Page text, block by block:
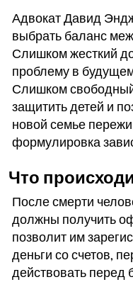
Адвокат Давид
выбрать баланс
Слишком жесткий
проблему в
Слишком
защитить детей и
новой семье
формулировка
Что
После смерти
должны получить
позволит им
деньги со счетов,
действовать перед